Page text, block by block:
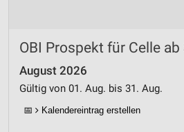
OBI Prospekt für Celle
August 2026
Gültig von 01. Aug. bis 31. Aug.
📅 Kalendereintrag erstellen